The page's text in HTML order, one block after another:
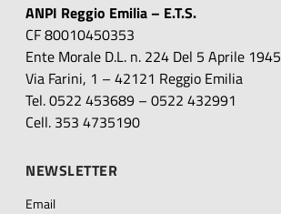
ANPI Reggio Emilia – E.T.S.
CF 80010450353
Ente Morale D.L. n. 224 Del 5 Aprile 1945
Via Farini, 1 – 42121 Reggio Emilia
Tel. 0522 453689 – 0522 432991
Cell. 353 4735190
NEWSLETTER
Email